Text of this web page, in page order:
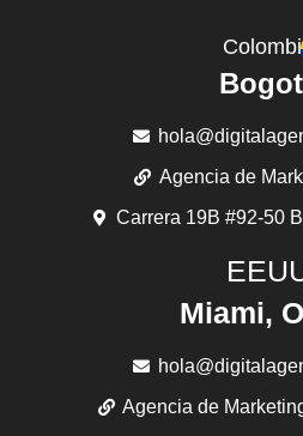
Agencia de
Carrera 19B #92-50
Miami,
Agencia de